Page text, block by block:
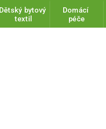
Dětský bytový
textil
Domácí
péče